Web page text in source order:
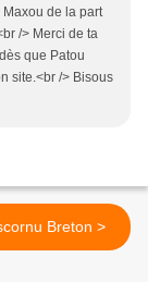
de la part
/> Merci de ta
que Patou
site.<br /> Bisous
Grilles biscornu Breton >